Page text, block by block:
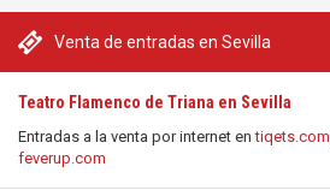
Venta de entradas en Sevilla
Teatro Flamenco de Triana en Sevilla
Entradas a la venta por internet entiqets.com
feverup.com